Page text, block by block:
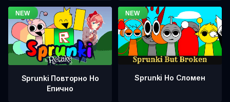
Sprunki Повторно Но
Епично
Sprunki Но Сломен